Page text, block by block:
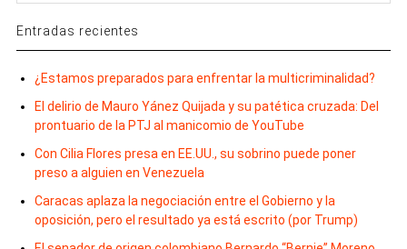
Entradas recientes
¿Estamos preparados para enfrentar la multicriminalidad?
El delirio de Mauro Yánez Quijada y su patética cruzada: Del
prontuario de la PTJ al manicomio de YouTube
Con Cilia Flores presa en EE.UU., su sobrino puede poner
preso a alguien en Venezuela
Caracas aplaza la negociación entre el Gobierno y la
oposición, pero el resultado ya está escrito (por Trump)